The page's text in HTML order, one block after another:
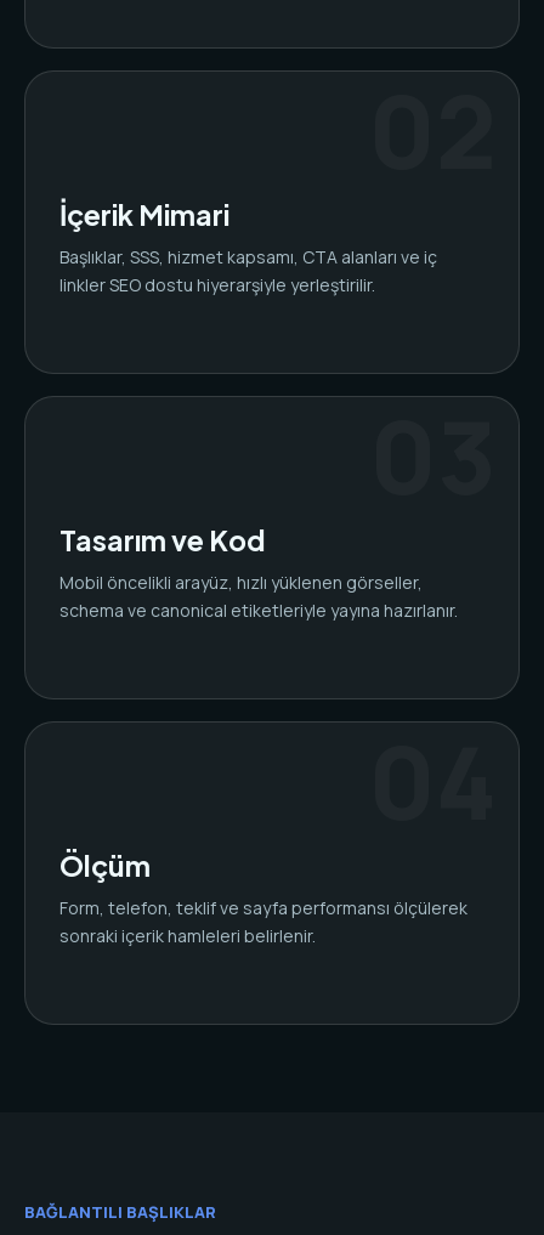
İçerik Mimari
Başlıklar, SSS, hizmet kapsamı, CTA alanları ve iç
linkler SEO dostu hiyerarşiyle yerleştirilir.
Tasarım ve Kod
Mobil öncelikli arayüz, hızlı yüklenen görseller,
schema ve canonical etiketleriyle yayına hazırlanır.
Ölçüm
Form, telefon, teklif ve sayfa performansı ölçülerek
sonraki içerik hamleleri belirlenir.
BAĞLANTILI BAŞLIKLAR